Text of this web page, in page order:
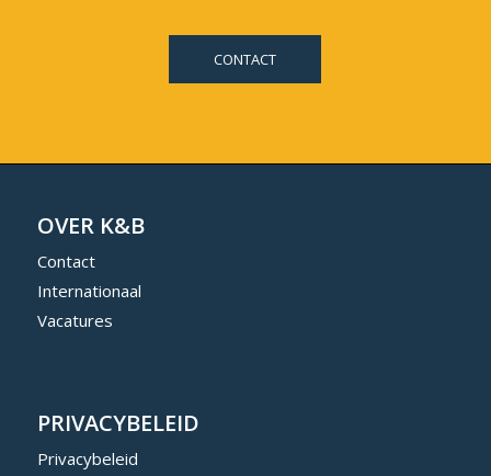
CONTACT
OVER K&B
Contact
Internationaal
Vacatures
PRIVACYBELEID
Privacybeleid